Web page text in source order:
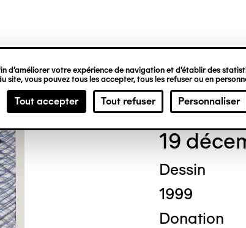
d’améliorer votre expérience de navigation et d’établir des
site, vous pouvez tous les accepter, tous les refuser ou en
Tout accepter Tout refuser Personnaliser
Ted
19
Dessin
1999
Donation